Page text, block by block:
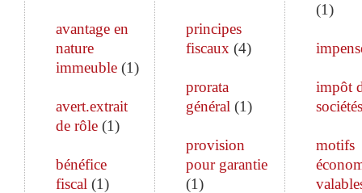
avantage en
nature
immeuble (1)
avert.extrait
de rôle (1)
bénéfice
fiscal (1)
principes
fiscaux (4)
prorata
général (1)
provision
pour garantie
(1)
(1)
impôt
sociétés
motifs